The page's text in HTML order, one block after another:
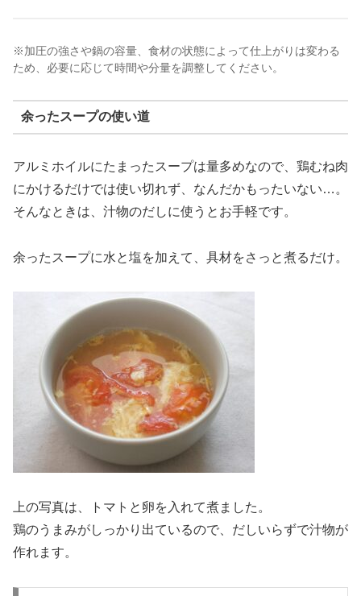
※加圧の強さや鍋の容量、食材の状態によって仕上がりは変わる
ため、必要に応じて時間や分量を調整してください。
余ったスープの使い道
アルミホイルにたまったスープは量多めなので、鶏むね肉
にかけるだけでは使い切れず、なんだかもったいない…。
そんなときは、汁物のだしに使うとお手軽です。
余ったスープに水と塩を加えて、具材をさっと煮るだけ。
上の写真は、トマトと卵を入れて煮ました。
鶏のうまみがしっかり出ているので、だしいらずで汁物が
作れます。